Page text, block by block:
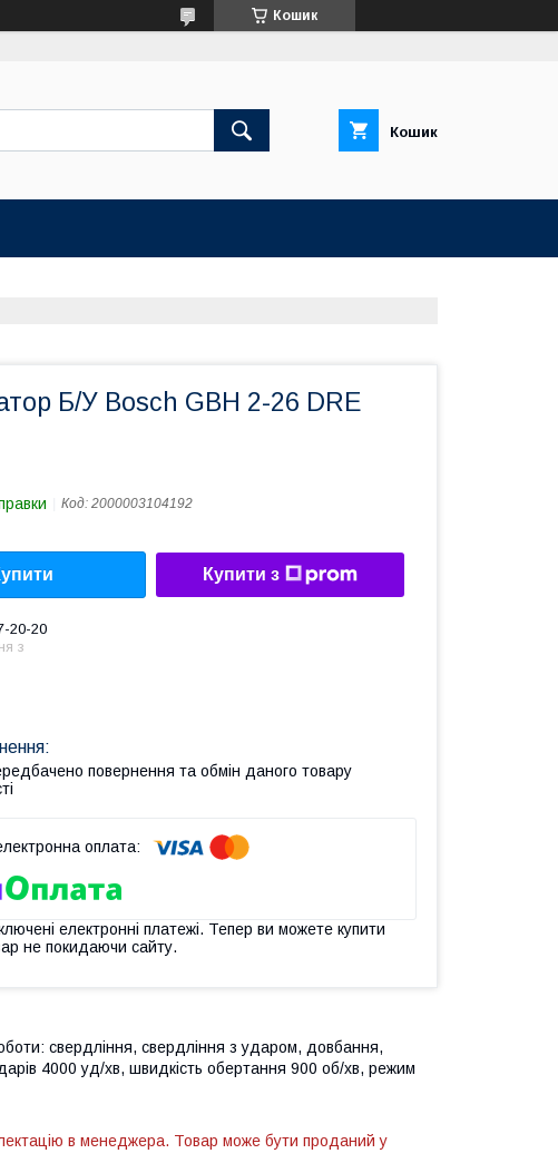
Кошик
Кошик
Б/У Bosch GBH 2-26 DRE
Код: 2000003104192
Купити з
20-20
з
повернення та обмін даного товару
електронні платежі. Тепер ви можете купити
не покидаючи сайту.
свердління, свердління з ударом, довбання,
4000 уд/хв, швидкість обертання 900 об/хв, режим
в менеджера. Товар може бути проданий у